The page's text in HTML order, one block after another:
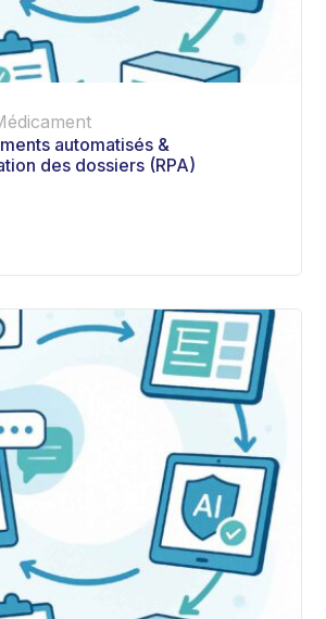
automatisés &
des dossiers (RPA)